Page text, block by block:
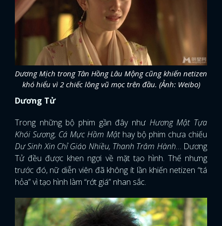
Dương Mịch trong Tân Hồng Lâu Mộng cũng khiến netizen
khó hiểu vì 2 chiếc lông vũ mọc trên đầu. (Ảnh: Weibo)
Dương Tử
Trong những bộ phim gần đây như Hương Mật Tựa
Khói Sương, Cá Mực Hầm Mật hay bộ phim chưa chiếu
Dư Sinh Xin Chỉ Giáo Nhiều, Thanh Trâm Hành… Dương
Tử đều được khen ngợi về mặt tạo hình. Thế nhưng
trước đó, nữ diễn viên đã không ít lần khiến netizen “tá
hỏa” vì tạo hình làm “rớt giá” nhan sắc.